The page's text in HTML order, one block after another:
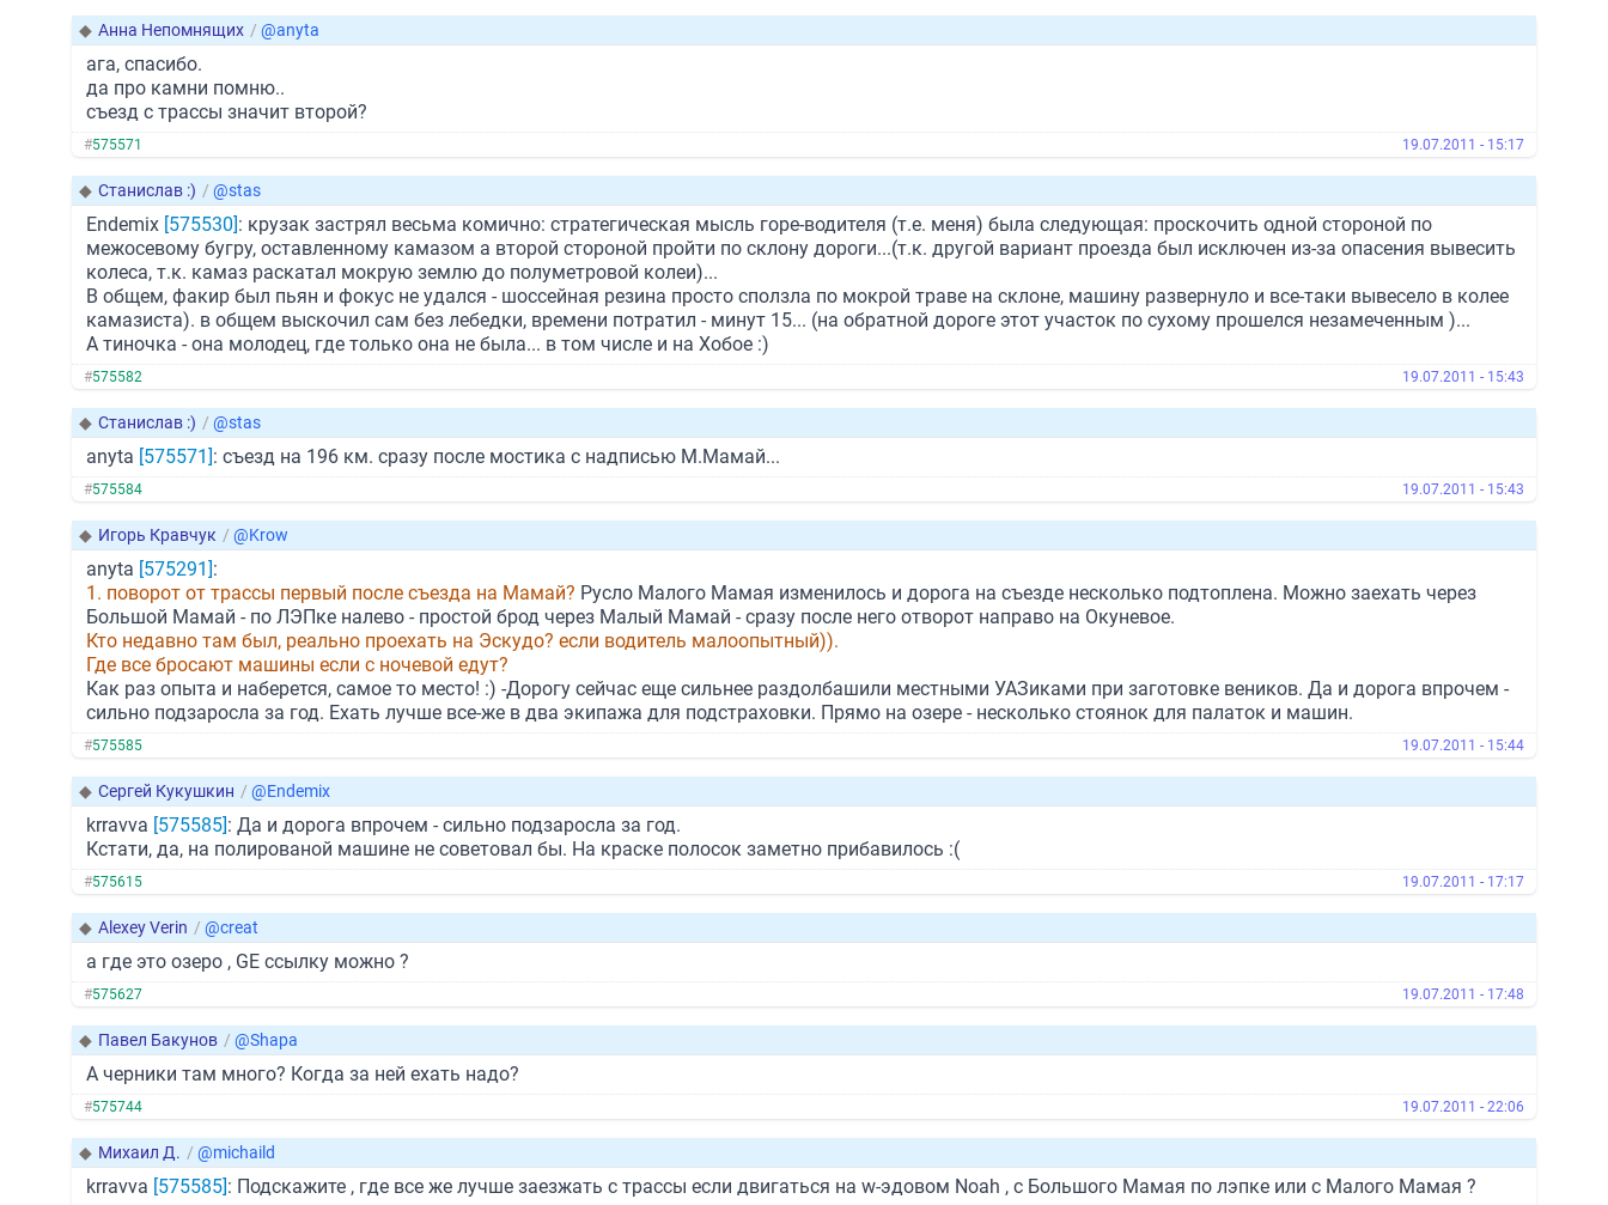
◆ Анна Непомнящих / @anyta
ага, спасибо.
да про камни помню..
съезд с трассы значит второй?
#575571 19.07.2011 - 15:17
◆ Станислав :) / @stas
Endemix [575530]: крузак застрял весьма комично: стратегическая мысль горе-водителя (т.е. меня) была следующая: проскочить одной стороной по
межосевому бугру, оставленному камазом а второй стороной пройти по склону дороги...(т.к. другой вариант проезда был исключен из-за опасения вывесить
колеса, т.к. камаз раскатал мокрую землю до полуметровой колеи)...
В общем, факир был пьян и фокус не удался - шоссейная резина просто сползла по мокрой траве на склоне, машину развернуло и все-таки вывесело в колее
камазиста). в общем выскочил сам без лебедки, времени потратил - минут 15... (на обратной дороге этот участок по сухому прошелся незамеченным )...
А тиночка - она молодец, где только она не была... в том числе и на Хобое :)
#575582 19.07.2011 - 15:43
◆ Станислав :) / @stas
anyta [575571]: съезд на 196 км. сразу после мостика с надписью М.Мамай...
#575584 19.07.2011 - 15:43
◆ Игорь Кравчук / @Krow
anyta [575291]:
1. поворот от трассы первый после съезда на Мамай? Русло Малого Мамая изменилось и дорога на съезде несколько подтоплена. Можно заехать через
Большой Мамай - по ЛЭПке налево - простой брод через Малый Мамай - сразу после него отворот направо на Окуневое.
Кто недавно там был, реально проехать на Эскудо? если водитель малоопытный)).
Где все бросают машины если с ночевой едут?
Как раз опыта и наберется, самое то место! :) -Дорогу сейчас еще сильнее раздолбашили местными УАЗиками при заготовке веников. Да и дорога впрочем -
сильно подзаросла за год. Ехать лучше все-же в два экипажа для подстраховки. Прямо на озере - несколько стоянок для палаток и машин.
#575585 19.07.2011 - 15:44
◆ Сергей Кукушкин / @Endemix
krravva [575585]: Да и дорога впрочем - сильно подзаросла за год.
Кстати, да, на полированой машине не советовал бы. На краске полосок заметно прибавилось :(
#575615 19.07.2011 - 17:17
◆ Alexey Verin / @creat
а где это озеро , GE ссылку можно ?
#575627 19.07.2011 - 17:48
◆ Павел Бакунов / @Shapa
А черники там много? Когда за ней ехать надо?
#575744 19.07.2011 - 22:06
◆ Михаил Д. / @michaild
krravva [575585]: Подскажите , где все же лучше заезжать с трассы если двигаться на w-эдовом Noah , с Большого Мамая по лэпке или с Малого Мамая ?